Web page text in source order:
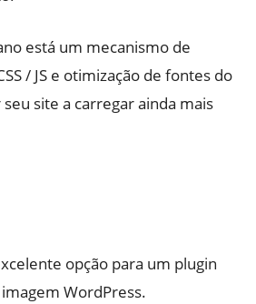
está um mecanismo de
/ JS e otimização de fontes do
site a carregar ainda mais
opção para um plugin
WordPress.